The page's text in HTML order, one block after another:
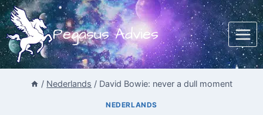
Doorgaan
naar
inhoud
Pegasus Advies
/ Nederlands / David Bowie: never a dull moment
NEDERLANDS